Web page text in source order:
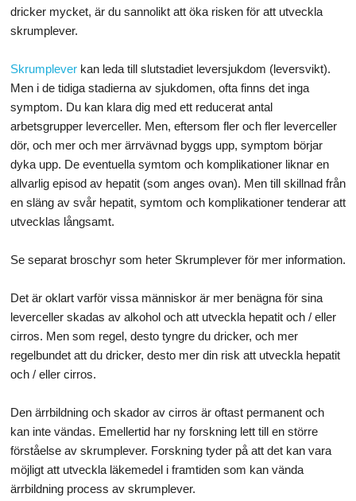
dricker mycket, är du sannolikt att öka risken för att utveckla
skrumplever.
Skrumplever kan leda till slutstadiet leversjukdom (leversvikt).
Men i de tidiga stadierna av sjukdomen, ofta finns det inga
symptom. Du kan klara dig med ett reducerat antal
arbetsgrupper leverceller. Men, eftersom fler och fler leverceller
dör, och mer och mer ärrvävnad byggs upp, symptom börjar
dyka upp. De eventuella symtom och komplikationer liknar en
allvarlig episod av hepatit (som anges ovan). Men till skillnad från
en släng av svår hepatit, symtom och komplikationer tenderar att
utvecklas långsamt.
Se separat broschyr som heter Skrumplever för mer information.
Det är oklart varför vissa människor är mer benägna för sina
leverceller skadas av alkohol och att utveckla hepatit och / eller
cirros. Men som regel, desto tyngre du dricker, och mer
regelbundet att du dricker, desto mer din risk att utveckla hepatit
och / eller cirros.
Den ärrbildning och skador av cirros är oftast permanent och
kan inte vändas. Emellertid har ny forskning lett till en större
förståelse av skrumplever. Forskning tyder på att det kan vara
möjligt att utveckla läkemedel i framtiden som kan vända
ärrbildning process av skrumplever.